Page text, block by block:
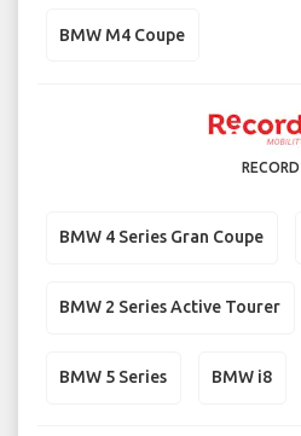
BMW M4 Coupe
RECORD
BMW 4 Series Gran Coupe
BMW 2 Series Active Tourer
BMW 5 Series BMW i8